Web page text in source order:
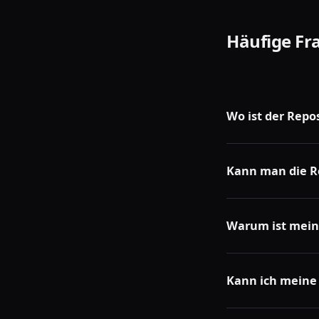
Häufige
Wo ist der
einem Zwei-
Kann man die
öffnen.
Warum ist mein
wiederzufinden.
Kann ich